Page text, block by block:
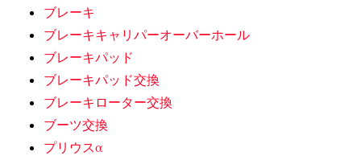
ブレーキ
ブレーキキャリパーオーバーホール
ブレーキパッド
ブレーキパッド交換
ブレーキローター交換
ブーツ交換
プリウスα